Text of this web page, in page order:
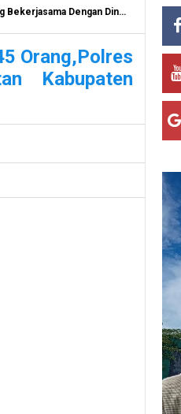
Daftar Gerai Vaksinasi Presisi
Orang,Polres
Kabupaten